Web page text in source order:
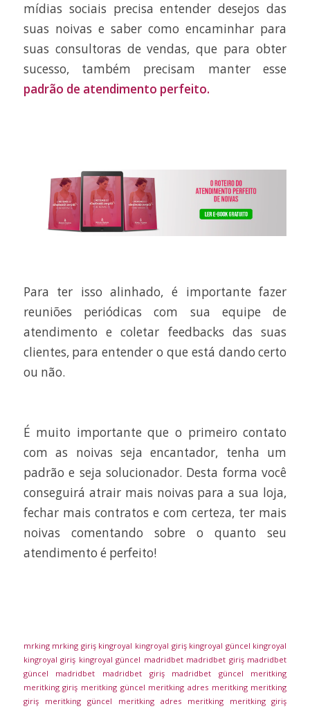
mídias sociais precisa entender desejos das
suas noivas e saber como encaminhar para
suas consultoras de vendas, que para obter
sucesso, também precisam manter esse
padrão de atendimento perfeito.
Para ter isso alinhado, é importante fazer
reuniões periódicas com sua equipe de
atendimento e coletar feedbacks das suas
clientes, para entender o que está dando certo
ou não.
É muito importante que o primeiro contato
com as noivas seja encantador, tenha um
padrão e seja solucionador. Desta forma você
conseguirá atrair mais noivas para a sua loja,
fechar mais contratos e com certeza, ter mais
noivas comentando sobre o quanto seu
atendimento é perfeito!
mrking mrking giriş kingroyal kingroyal giriş kingroyal güncel kingroyal
kingroyal giriş kingroyal güncel madridbet madridbet giriş madridbet
güncel
madridbet madridbet giriş madridbet güncel
meritking
meritking giriş meritking güncel meritking adres meritking meritking
giriş
meritking güncel meritking adres meritking
meritking giriş